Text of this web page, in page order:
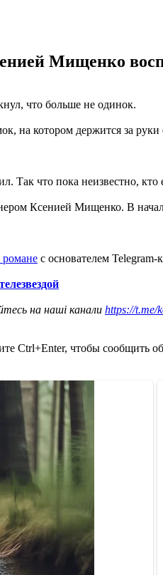
Мищенко
что больше не одинок.
на котором держится за
что пока неизвестно, кто
Ксенией Мищенко. В
романе с основателем Telegram-
на наші канали https://t.me/
Ctrl+Enter, чтобы сообщить